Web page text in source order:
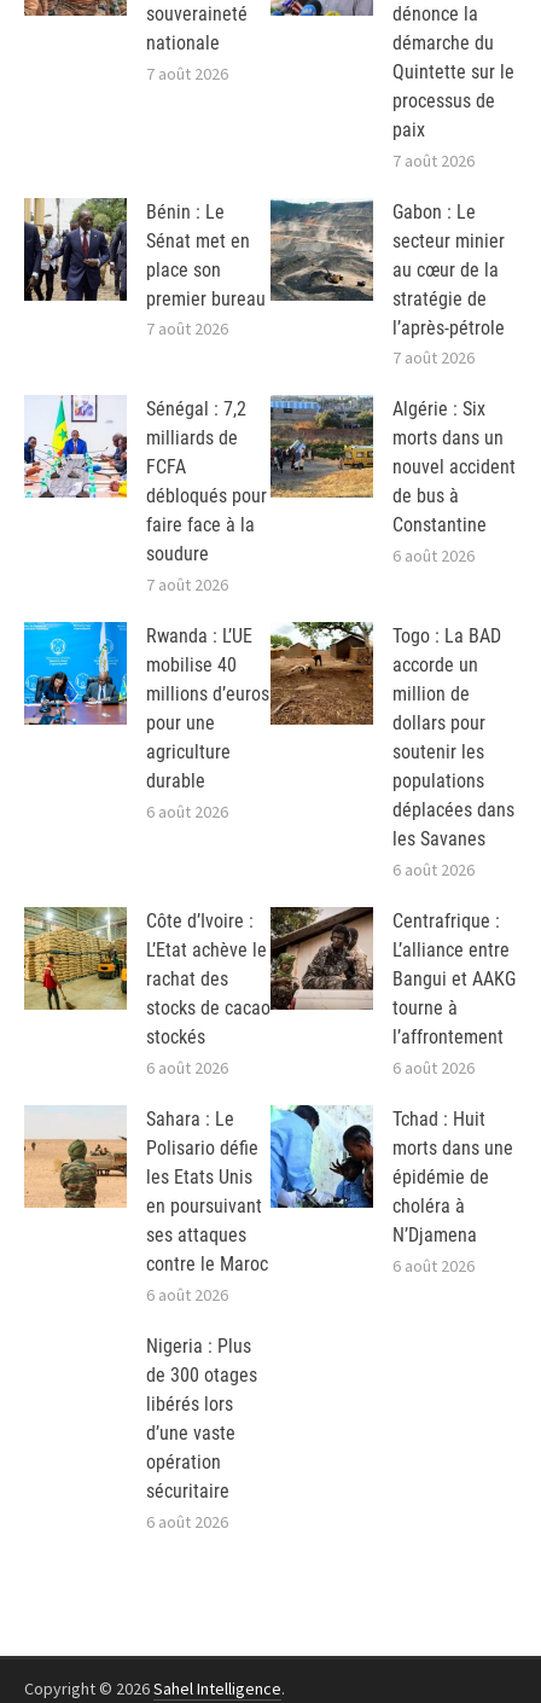
souveraineté
nationale
7 août 2026
dénonce la
démarche du
Quintette sur le
processus de
paix
7 août 2026
Bénin : Le
Sénat met en
place son
premier bureau
7 août 2026
Gabon : Le
secteur minier
au cœur de la
stratégie de
l’après-pétrole
7 août 2026
Sénégal : 7,2
milliards de
FCFA
débloqués pour
faire face à la
soudure
7 août 2026
Algérie : Six
morts dans un
nouvel accident
de bus à
Constantine
6 août 2026
Rwanda : L’UE
mobilise 40
millions d’euros
pour une
agriculture
durable
6 août 2026
Togo : La BAD
accorde un
million de
dollars pour
soutenir les
populations
déplacées dans
les Savanes
6 août 2026
Côte d’Ivoire :
L’Etat achève le
rachat des
stocks de cacao
stockés
6 août 2026
Centrafrique :
L’alliance entre
Bangui et AAKG
tourne à
l’affrontement
6 août 2026
Sahara : Le
Polisario défie
les Etats Unis
en poursuivant
ses attaques
contre le Maroc
6 août 2026
Tchad : Huit
morts dans une
épidémie de
choléra à
N’Djamena
6 août 2026
Nigeria : Plus
de 300 otages
libérés lors
d’une vaste
opération
sécuritaire
6 août 2026
Copyright © 2026Sahel Intelligence.